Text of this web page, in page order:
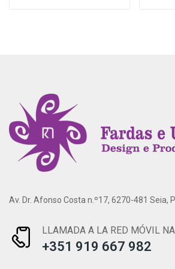
Av. Dr. Afonso Costa n.º17, 6270-481 Seia,
LLAMADA A LA RED MÓVIL
+351 919 667 982